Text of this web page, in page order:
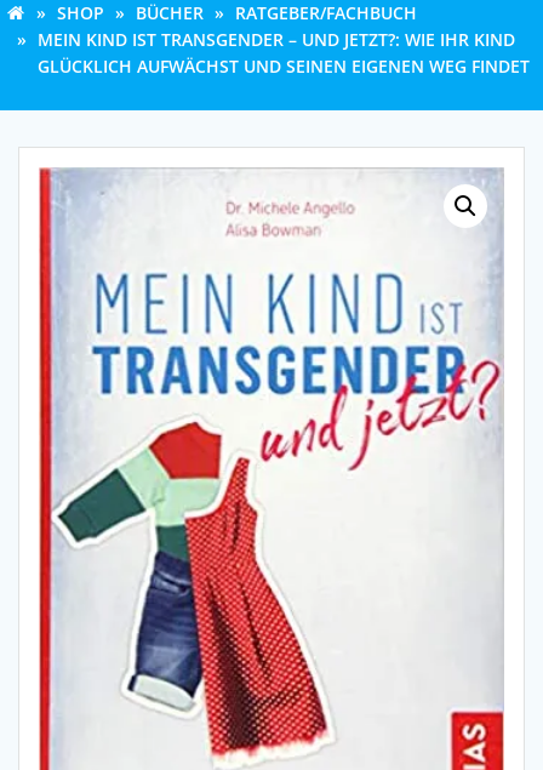
SHOP BÜCHER
RATGEBER/FACHBUCH
MEIN KIND IST TRANSGENDER – UND JETZT?: WIE IHR KIND
GLÜCKLICH AUFWÄCHST UND SEINEN EIGENEN WEG FINDET